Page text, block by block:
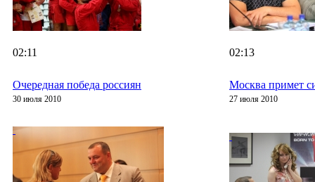
02:11
Очередная победа россиян
30 июля 2010
02:13
Москва примет
27 июля 2010